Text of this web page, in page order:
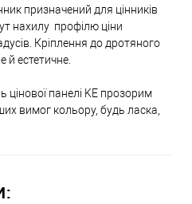
призначений для цінників
нахилу профілю ціни
Кріплення до дротяного
й естетичне.
панелі KE прозорим
вимог кольору, будь ласка,